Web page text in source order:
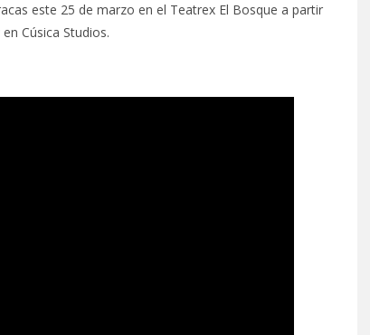
este 25 de marzo en el Teatrex El Bosque a partir
en Cúsica Studios.